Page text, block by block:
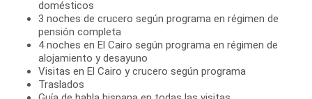
domésticos
3 noches de crucero según programa en régimen de
pensión completa
4 noches en El Cairo según programa en régimen de
alojamiento y desayuno
Visitas en El Cairo y crucero según programa
Traslados